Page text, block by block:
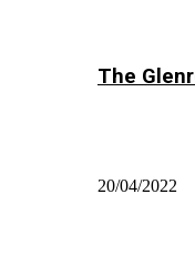
The
20/04/2022